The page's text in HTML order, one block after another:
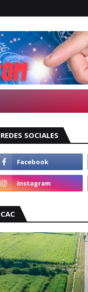
REDES SOCIALES
CAC